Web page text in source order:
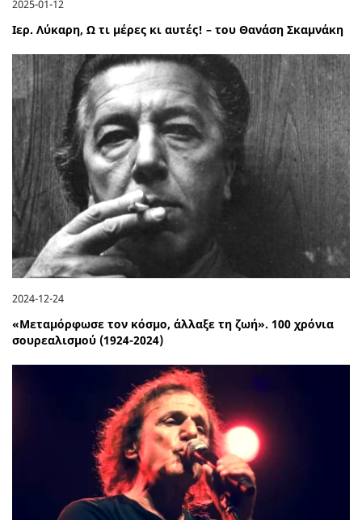
2025-01-12
Ιερ. Λύκαρη, Ω τι μέρες κι αυτές! – του Θανάση Σκαμνάκη
2024-12-24
«Μεταμόρφωσε τον κόσμο, άλλαξε τη ζωή». 100 χρόνια
σουρεαλισμού (1924-2024)